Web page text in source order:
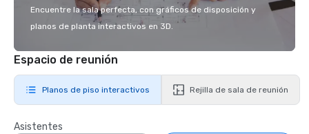
Encuentre la sala perfecta, con gráficos de disposición y
planos de planta interactivos en 3D.
Espacio de reunión
Planos de piso interactivos Rejilla de sala de reunión
Asistentes